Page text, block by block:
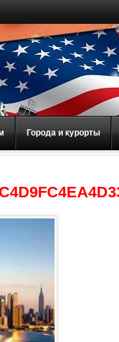
Города и курорты